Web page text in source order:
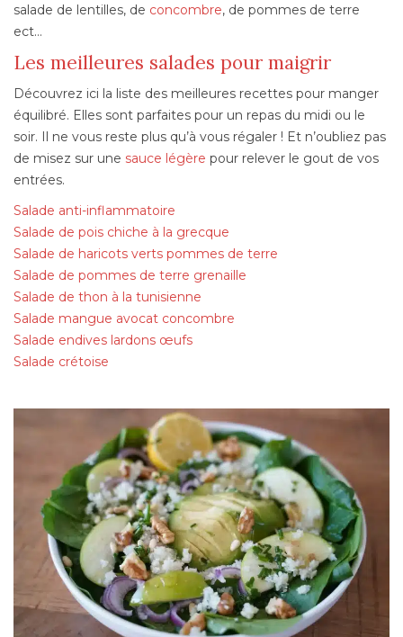
salade de lentilles, de concombre, de pommes de terre
ect…
Les meilleures salades pour maigrir
Découvrez ici la liste des meilleures recettes pour manger
équilibré. Elles sont parfaites pour un repas du midi ou le
soir. Il ne vous reste plus qu’à vous régaler ! Et n’oubliez pas
de misez sur une sauce légère pour relever le gout de vos
entrées.
Salade anti-inflammatoire
Salade de pois chiche à la grecque
Salade de haricots verts pommes de terre
Salade de pommes de terre grenaille
Salade de thon à la tunisienne
Salade mangue avocat concombre
Salade endives lardons œufs
Salade crétoise